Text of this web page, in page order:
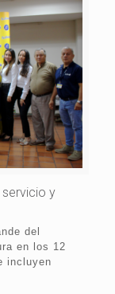
y
del
en los 12
incluyen